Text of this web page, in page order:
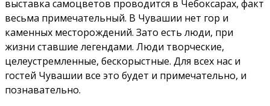
выставка самоцветов проводится в Чебоксарах, факт
весьма примечательный. В Чувашии нет гор и
каменных месторождений. Зато есть люди, при
жизни ставшие легендами. Люди творческие,
целеустремленные, бескорыстные. Для всех нас и
гостей Чувашии все это будет и примечательно, и
познавательно.